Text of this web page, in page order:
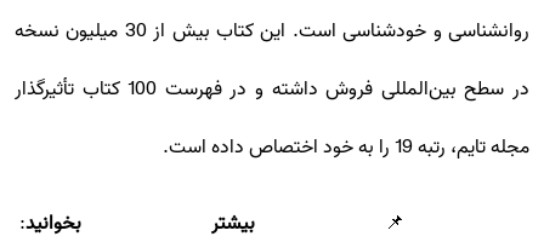
روانشناسی و خودشناسی است. این کتاب بیش از 30 میلیون نسخه
در سطح بین‌المللی فروش داشته و در فهرست 100 کتاب تأثیرگذار
مجله تایم، رتبه 19 را به خود اختصاص داده است.
📌 بیشتر بخوانید: